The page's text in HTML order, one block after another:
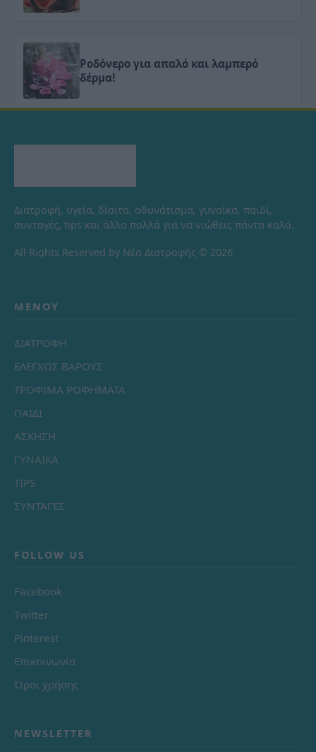
Ροδόνερο για απαλό και λαμπερό
δέρμα!
Διατροφή, υγεία, δίαιτα, αδυνάτισμα, γυναίκα, παιδί,
συνταγές, tips και άλλα πολλά για να νιώθεις πάντα καλά.
All Rights Reserved by Νέα Διατροφής © 2026
ΜΕΝΟΎ
ΔΙΑΤΡΟΦΗ
ΕΛΕΓΧΟΣ ΒΑΡΟΥΣ
ΤΡΟΦΙΜΑ ΡΟΦΗΜΑΤΑ
ΠΑΙΔΙ
ΑΣΚΗΣΗ
ΓΥΝΑΙΚΑ
TIPS
ΣΥΝΤΑΓΕΣ
FOLLOW US
Facebook
Twitter
Pinterest
Επικοινωνία
Όροι χρήσης
NEWSLETTER